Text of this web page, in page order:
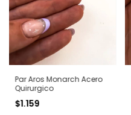
Par Aros Monarch Acero
Quirurgico
$1.159